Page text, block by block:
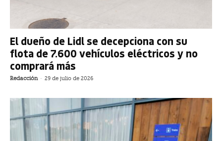
El dueño de Lidl se decepciona con su
flota de 7.600 vehículos eléctricos y no
comprará más
Redacción - 29 de julio de 2026